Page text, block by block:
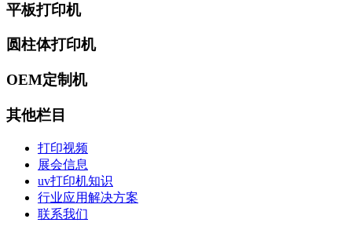
平板打印机
圆柱体打印机
OEM定制机
其他栏目
打印视频
展会信息
uv打印机知识
行业应用解决方案
联系我们